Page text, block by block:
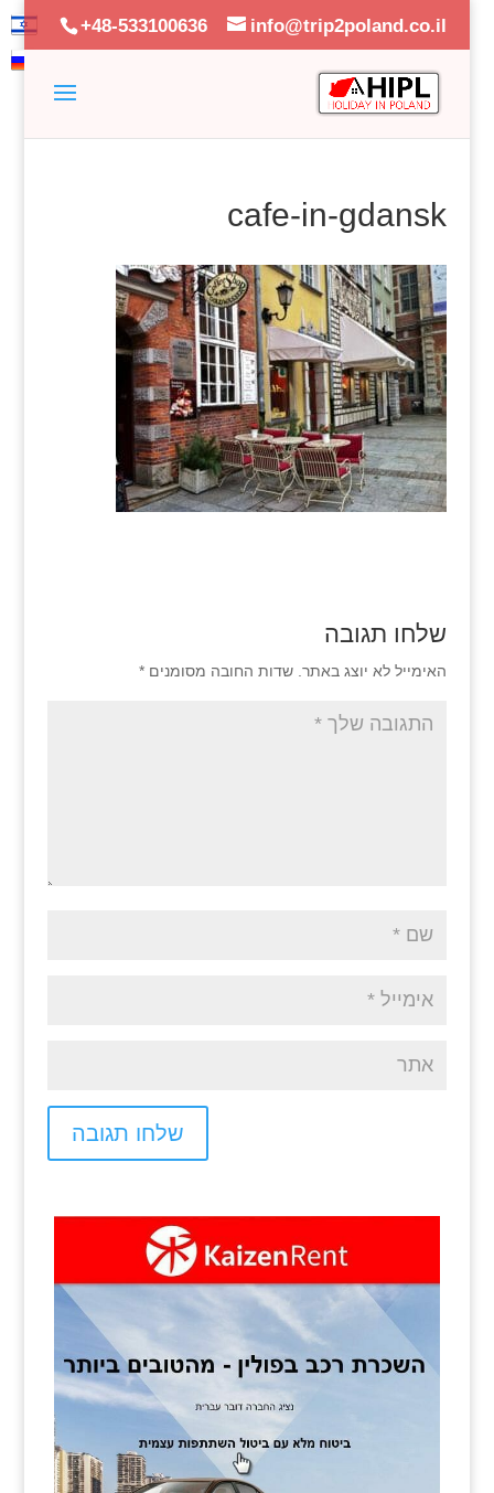
+48-533100636 info@trip2poland.co.il
cafe-in-gdansk
שלחו תגובה
האימייל לא יוצג באתר. שדות החובה מסומנים *